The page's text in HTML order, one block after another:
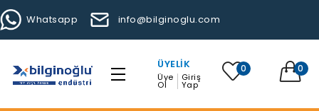
Whatsapp info@bilginoglu.com
ÜYELIK
Üye
Ol
Giriş
Yap
0 0